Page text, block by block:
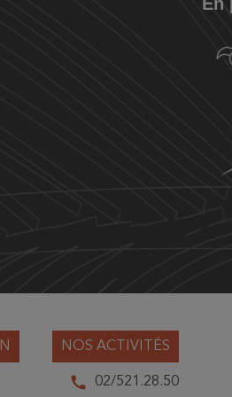
NOS ACTIVITÉS
call 02/521.28.50